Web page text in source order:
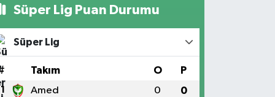
Süper Lig Puan Durumu
Süper Lig
Takım O P
1 Amed 0 0